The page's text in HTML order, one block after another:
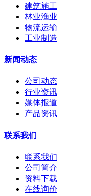
建筑施工
林业渔业
物流运输
工业制造
新闻动态
公司动态
行业资讯
媒体报道
产品资讯
联系我们
联系我们
公司简介
资料下载
在线询价